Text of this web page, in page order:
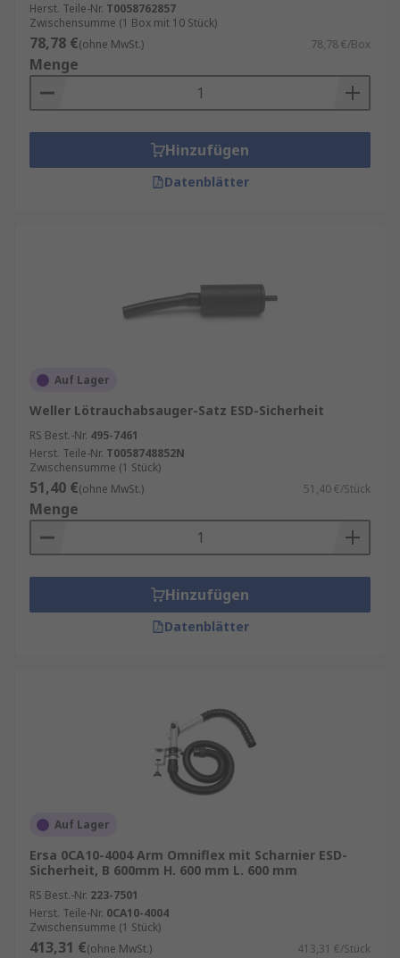
Herst. Teile-Nr. T0058762857
Zwischensumme (1 Box mit 10 Stück)
78,78 €(ohne MwSt.) 78,78 €/Box
Menge
Hinzufügen
Datenblätter
Auf Lager
Weller Lötrauchabsauger-Satz ESD-Sicherheit
RS Best.-Nr. 495-7461
Herst. Teile-Nr. T0058748852N
Zwischensumme (1 Stück)
51,40 €(ohne MwSt.) 51,40 €/Stück
Menge
Hinzufügen
Datenblätter
Auf Lager
Ersa 0CA10-4004 Arm Omniflex mit Scharnier ESD-
Sicherheit, B 600mm H. 600 mm L. 600 mm
RS Best.-Nr. 223-7501
Herst. Teile-Nr. 0CA10-4004
Zwischensumme (1 Stück)
413,31 €(ohne MwSt.) 413,31 €/Stück